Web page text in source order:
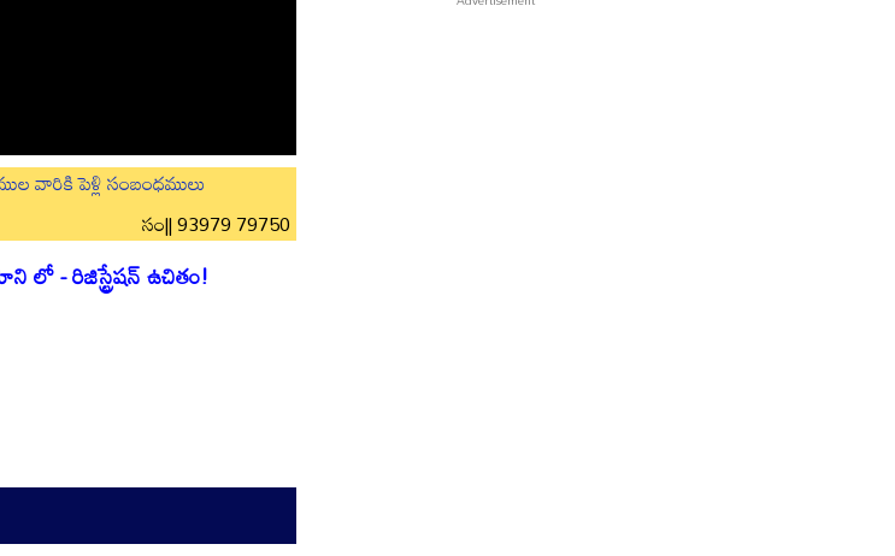
వారికి పెళ్లి సంబంధములు
సం|| 93979 79750
లో - రిజిస్ట్రేషన్ ఉచితం!